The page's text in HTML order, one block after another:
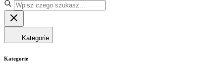
Kategorie
Kategorie